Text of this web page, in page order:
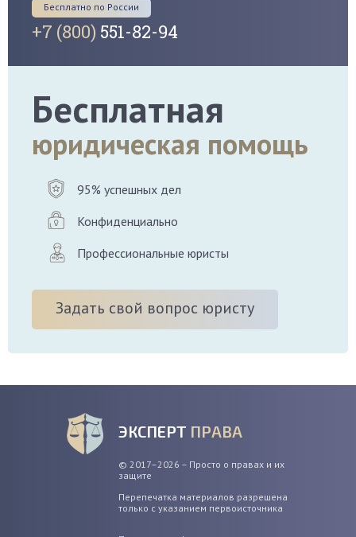
Бесплатно по России
+7 (800) 551-82-94
Бесплатная
юридическая помощь
95% успешных дел
Конфиденциально
Профессиональные юристы
Задать свой вопрос юристу
ЭКСПЕРТ ПРАВА
© 2017–2026 – Просто о правах и их
защите
Перепечатка материалов разрешена
только с указанием первоисточника